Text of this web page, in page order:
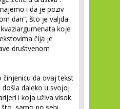
i da je poziv
dan”, što je valjda
koje
čija je
društvenom
činjenicu da ovaj tekst
daleko u svojoj
i koja uživa visok